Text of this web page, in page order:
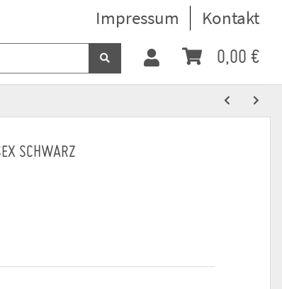
Impressum Kontakt
0,00 €
SCHWARZ